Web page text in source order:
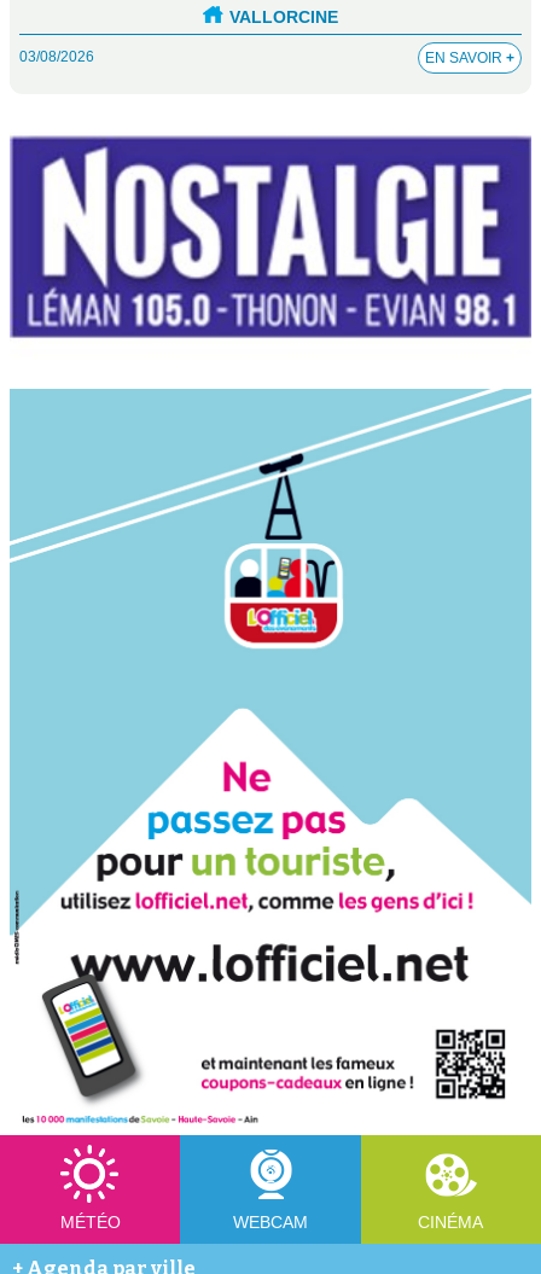
VALLORCINE
03/08/2026 EN SAVOIR +
MÉTÉO WEBCAM CINÉMA
+ Agenda par ville